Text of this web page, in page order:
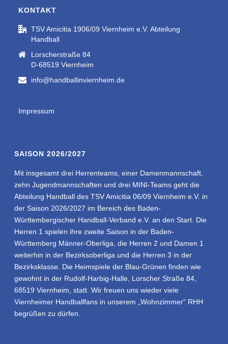
KONTAKT
TSV Amicitia 1906/09 Viernheim e.V. Abteilung
Handball
Lorscherstraße 84
D-68519 Viernheim
info@handballinviernheim.de
Impressum
SAISON 2026/2027
Mit insgesamt drei Herrenteams, einer Damenmannschaft,
zehn Jugendmannschaften und drei MINI-Teams geht die
Abteilung Handball des TSV Amicitia 06/09 Viernheim e.V. in
der Saison 2026/2027 im Bereich des Baden-
Württembergischer Handball-Verband e.V. an den Start. Die
Herren 1 spielen ihre zweite Saison in der Baden-
Württemberg Männer-Oberliga, die Herren 2 und Damen 1
weiterhin in der Bezirksoberliga und die Herren 3 in der
Bezirksklasse. Die Heimspiele der Blau-Grünen finden wie
gewohnt in der Rudolf-Harbig-Halle, Lorscher Straße 84,
68519 Viernheim, statt. Wir freuen uns wieder viele
Viernheimer Handballfans in unserem „Wohnzimmer“ RHH
begrüßen zu dürfen.